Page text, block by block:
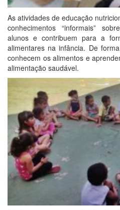
As atividades de educação
conhecimentos “informais”
alunos e contribuem para a
alimentares na infância. De
conhecem os alimentos e
alimentação saudável.